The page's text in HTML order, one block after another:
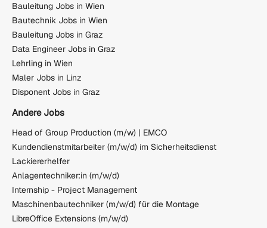
Bauleitung Jobs in Wien
Bautechnik Jobs in Wien
Bauleitung Jobs in Graz
Data Engineer Jobs in Graz
Lehrling in Wien
Maler Jobs in Linz
Disponent Jobs in Graz
Andere Jobs
Head of Group Production (m/w) | EMCO
Kundendienstmitarbeiter (m/w/d) im Sicherheitsdienst
Lackiererhelfer
Anlagentechniker:in (m/w/d)
Internship - Project Management
Maschinenbautechniker (m/w/d) für die Montage
LibreOffice Extensions (m/w/d)